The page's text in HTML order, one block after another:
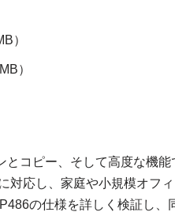
）
）
とコピー、そして高度な機能
対応し、家庭や小規模オフィ
の仕様を詳しく検証し、